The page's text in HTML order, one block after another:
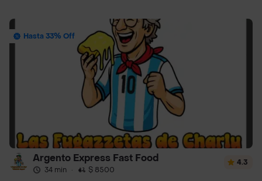
Hasta 33% Off
Argento Express Fast Food
34 min · $ 8500
4.3